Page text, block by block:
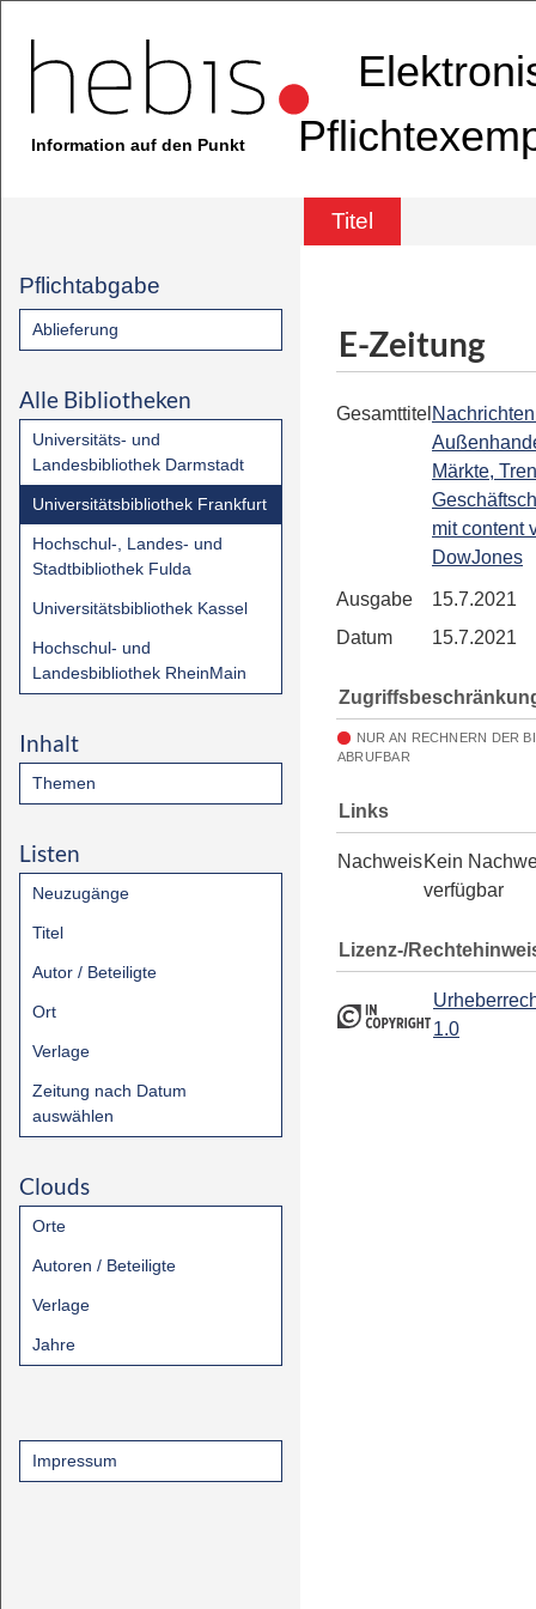
Information auf den Punkt
Titel
Pflichtabgabe
Ablieferung
Alle Bibliotheken
Universitäts- und
Landesbibliothek Darmstadt
Universitätsbibliothek Frankfurt
Hochschul-, Landes- und
Stadtbibliothek Fulda
Universitätsbibliothek Kassel
Hochschul- und
Landesbibliothek RheinMain
Inhalt
Themen
Listen
Neuzugänge
Titel
Autor / Beteiligte
Ort
Verlage
Zeitung nach Datum
auswählen
Clouds
Orte
Autoren / Beteiligte
Verlage
Jahre
Impressum
E-Zeitung
Gesamttitel
Märkte,
mit content
DowJones
Ausgabe
15.7.2021
Datum
15.7.2021
NUR AN RECHNERN DER
ABRUFBAR
Links
NachweisKein
verfügbar
Lizenz-/
1.0